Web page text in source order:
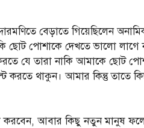
বেড়াতে গিয়েছিলেন
পোশাকে দেখতে ভালো লাগে
যে তারা নাকি আমাকে ছোট
করতে থাকুন। আমার কিন্তু
আবার কিছু নতুন মানুষ